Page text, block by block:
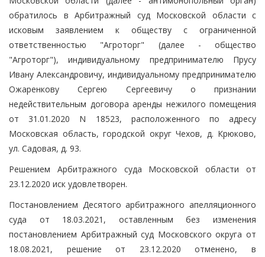
обратилось в Арбитражный суд Московской области с
исковым заявлением к обществу с ограниченной
ответственностью "Агроторг" (далее - общество
"Агроторг"), индивидуальному предпринимателю Прусу
Ивану Александровичу, индивидуальному предпринимателю
Ожаренкову Сергею Сергеевичу о признании
недействительным договора аренды нежилого помещения
от 31.01.2020 N 18523, расположенного по адресу
Московская область, городской округ Чехов, д. Крюково,
ул. Садовая, д. 93.
Решением Арбитражного суда Московской области от
23.12.2020 иск удовлетворен.
Постановлением Десятого арбитражного апелляционного
суда от 18.03.2021, оставленным без изменения
постановлением Арбитражный суд Московского округа от
18.08.2021, решение от 23.12.2020 отменено, в